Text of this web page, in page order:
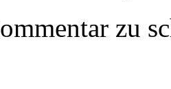
zu